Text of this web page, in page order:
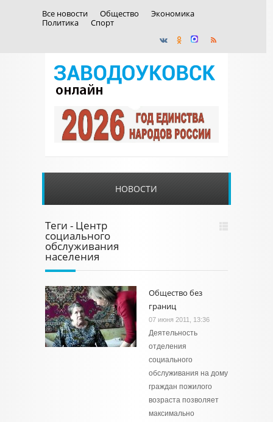
Все новости Общество
Экономика
Политика
Спорт
НОВОСТИ
Теги - Центр
социального
обслуживания
населения
Общество без
границ
07 июня 2011, 13:36
Деятельность
отделения
социального
обслуживания на дому
граждан пожилого
возраста позволяет
максимально